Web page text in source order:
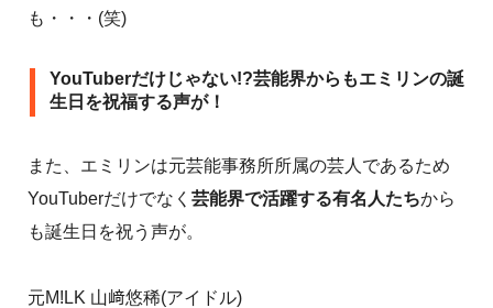
も・・・(笑)
YouTuberだけじゃない!?芸能界からもエミリンの誕
生日を祝福する声が！
また、エミリンは元芸能事務所所属の芸人であるため
YouTuberだけでなく 芸能界で活躍する有名人たちから
も誕生日を祝う声が。
元M!LK 山﨑悠稀(アイドル)